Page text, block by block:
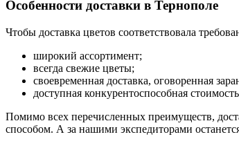
Особенности доставки в Тернополе
Чтобы доставка цветов соответствовала
широкий ассортимент;
всегда свежие цветы;
своевременная доставка, оговоренная
доступная конкурентоспособная
Помимо всех перечисленных преимуществ,
способом. А за нашими экспедиторами